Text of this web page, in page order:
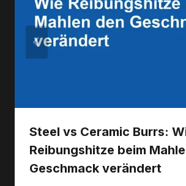
Steel vs Ceramic Burrs:
Reibungshitze beim
Geschmack verändert